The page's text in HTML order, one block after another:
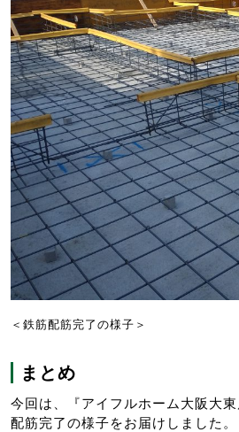
＜鉄筋配筋完了の様子＞
まとめ
今回は、『アイフルホーム大阪大
配筋完了の様子をお届けしました。